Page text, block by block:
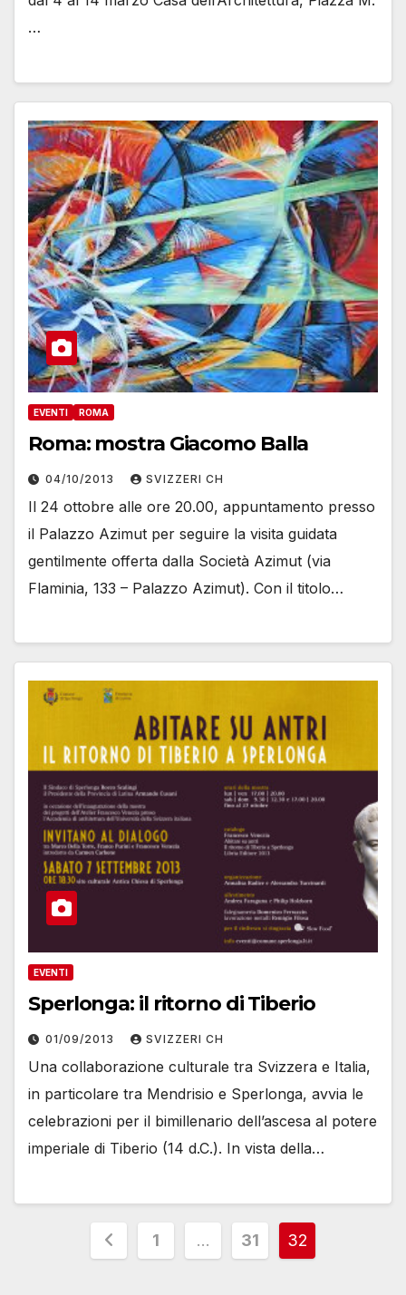
…
EVENTI ROMA
Roma: mostra Giacomo Balla
04/10/2013 SVIZZERI CH
Il 24 ottobre alle ore 20.00, appuntamento presso
il Palazzo Azimut per seguire la visita guidata
gentilmente offerta dalla Società Azimut (via
Flaminia, 133 – Palazzo Azimut). Con il titolo…
EVENTI
Sperlonga: il ritorno di Tiberio
01/09/2013 SVIZZERI CH
Una collaborazione culturale tra Svizzera e Italia,
in particolare tra Mendrisio e Sperlonga, avvia le
celebrazioni per il bimillenario dell’ascesa al potere
imperiale di Tiberio (14 d.C.). In vista della…
Paginazione
1 … 31 32